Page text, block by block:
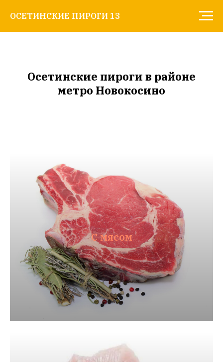
ОСЕТИНСКИЕ ПИРОГИ 13
Осетинские пироги в районе
метро Новокосино
С мясом